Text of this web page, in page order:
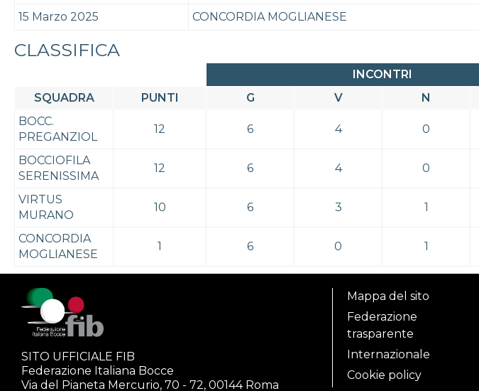
15 Marzo 2025
CONCORDIA MOGLIANESE
CLASSIFICA
INCONTRI
SQUADRA
PUNTI G V N
BOCC.
PREGANZIOL
12 6 4 0
BOCCIOFILA
SERENISSIMA
12 6 4 0
VIRTUS
MURANO
10 6 3 1
CONCORDIA
MOGLIANESE
1 6 0 1
SITO UFFICIALE FIB
Federazione Italiana Bocce
Via del Pianeta Mercurio, 70 - 72, 00144 Roma
Mappa del sito
Federazione
trasparente
Internazionale
Cookie policy